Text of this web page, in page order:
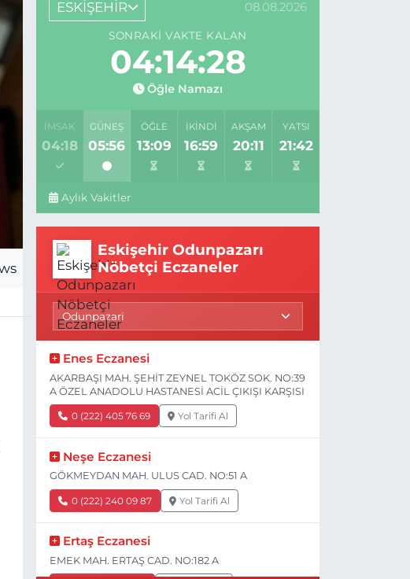
ESKİŞEHİR 08.08.2026
SONRAKI VAKTE KALAN
04:14:27
Öğle Namazı
İMSAK
04:18
GÜNEŞ
05:56
ÖĞLE
13:09
İKINDI
16:59
AKŞAM
20:11
YATSI
21:42
Aylık Vakitler
Eskişehir Odunpazarı
Nöbetçi Eczaneler
Enes Eczanesi
AKARBAŞI MAH. ŞEHİT ZEYNEL TOKÖZ SOK. NO:39
A ÖZEL ANADOLU HASTANESİ ACİL ÇIKIŞI KARŞISI
0 (222) 405 76 69 Yol Tarifi Al
Neşe Eczanesi
GÖKMEYDAN MAH. ULUS CAD. NO:51 A
0 (222) 240 09 87 Yol Tarifi Al
Ertaş Eczanesi
EMEK MAH. ERTAŞ CAD. NO:182 A